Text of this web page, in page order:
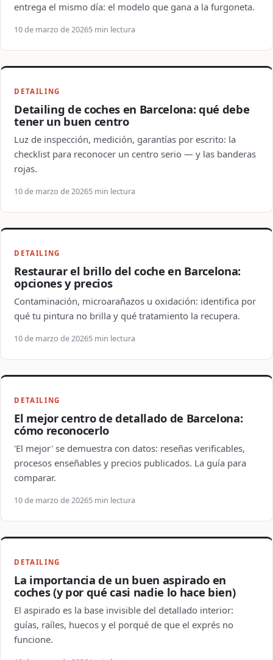
entrega el mismo día: el modelo que gana a la furgoneta.
10 de marzo de 20265 min lectura
DETAILING
Detailing de coches en Barcelona: qué debe
tener un buen centro
Luz de inspección, medición, garantías por escrito: la
checklist para reconocer un centro serio — y las banderas
rojas.
10 de marzo de 20265 min lectura
DETAILING
Restaurar el brillo del coche en Barcelona:
opciones y precios
Contaminación, microarañazos u oxidación: identifica por
qué tu pintura no brilla y qué tratamiento la recupera.
10 de marzo de 20265 min lectura
DETAILING
El mejor centro de detallado de Barcelona:
cómo reconocerlo
'El mejor' se demuestra con datos: reseñas verificables,
procesos enseñables y precios publicados. La guía para
comparar.
10 de marzo de 20265 min lectura
DETAILING
La importancia de un buen aspirado en
coches (y por qué casi nadie lo hace bien)
El aspirado es la base invisible del detallado interior:
guías, raíles, huecos y el porqué de que el exprés no
funcione.